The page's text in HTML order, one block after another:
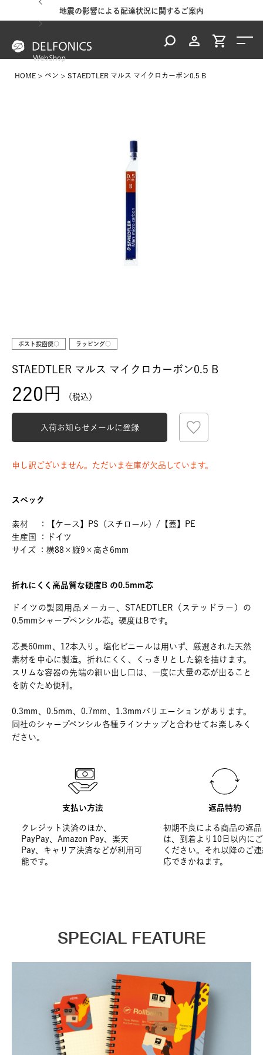
地震の影響による配達状況に関するご案内
HOME ペン STAEDTLER マルス マイクロカーボン0.5 B
ポスト投函便○ ラッピング○
STAEDTLER マルス マイクロカーボン0.5 B
220 税込
入荷お知らせメールに登録
申し訳ございません。ただいま在庫が欠品しています。
スペック
素材 ：【ケース】PS（スチロール）/【蓋】PE
生産国 ：ドイツ
サイズ ：横88×縦9×高さ6mm
折れにくく高品質な硬度B の0.5mm芯
ドイツの製図用品メーカー、STAEDTLER（ステッドラー）の
0.5mmシャープペンシル芯。硬度はBです。
芯長60mm、12本入り。塩化ビニールは用いず、厳選された天然
素材を中心に製造。折れにくく、くっきりとした線を描けます。
スリムな容器の先端の細い出し口は、一度に大量の芯が出ること
を防ぐため便利。
0.3mm、0.5mm、0.7mm、1.3mmバリエーションがあります。
同社のシャープペンシル各種ラインナップと合わせてお楽しみく
ださい。
支払い方法
クレジット決済のほか、
PayPay、Amazon Pay、楽天
Pay、キャリア決済などが利用可
能です。
返品特約
初期不良による商品の返
は、到着より10日以内に
ください。それ以降のご
応できかねます。
SPECIAL FEATURE